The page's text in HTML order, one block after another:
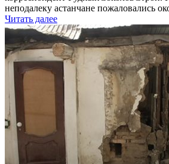
неподалеку астанчане пожаловались
Читать далее